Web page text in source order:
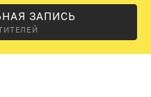
ЗАПИСЬ